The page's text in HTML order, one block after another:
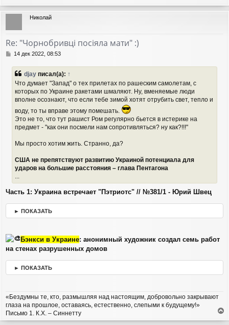
р
Николай
Re: "Чорнобривці посіяла мати" :)
С
о
щ
14 дек 2022, 08:53
djay писал(а): ↑
Что думает "Запад" о тех прилетах по рашеским самолетам, с
которых по Украине ракетами шмаляют. Ну, вменяемые люди
вполне осознают, что если тебе зимой хотят отрубить свет, тепло и
воду, то ты вправе этому помешать.
Это не то, что тут рашист Ром регулярно бьется в истерике на
предмет - "как они посмели нам сопротивляться? ну как?!!!"
Мы просто хотим жить. Странно, да?
США не препятствуют развитию Украиной потенциала для
ударов на большие расстояния – глава Пентагона
Часть 1: Украина встречает "Пэтриотс" // №381/1 - Юрий Швец
► ПОКАЗАТЬ
Бэнкси в Украине: анонимный художник создал семь работ
на стенах разрушенных домов
► ПОКАЗАТЬ
«Бездумны те, кто, размышляя над настоящим, добровольно закрывают
глаза на прошлое, оставаясь, естественно, слепыми к будущему!»
Письмо 1. К.Х. – Синнетту
е